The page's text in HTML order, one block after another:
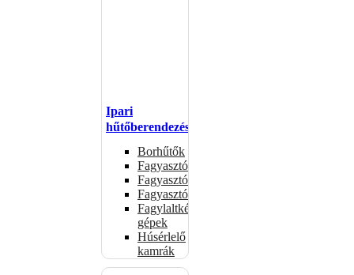
Ipari
hűtőberendezések
Borhűtők
Fagyasztóasztalok
Fagyasztóládák
Fagyasztószekrények
Fagylaltkészítő
gépek
Húsérlelő
kamrák